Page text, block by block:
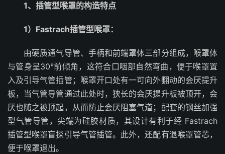
1、插管型喉罩的构造特点
1）Fastrach插管型喉罩：
由硬质通气导管、手柄和前端罩体三部分组成，喉罩体
与管身呈30°前倾角，这符合口咽部自然弯曲，便于喉罩置
入及引导气管插管；喉罩开口处有一可向外翻动的会厌提升
板，当气管导管通过此处时，狭长的会厌提升板被顶开，会
厌也随之被顶起，从而防止会厌阻塞气道；配套的钢丝加强
型气管导管，尖端为硅胶材质，其设计有利于经 Fastrach
插管型喉罩盲探引导气管插管。此外，还配有退喉罩管芯，
便于喉罩退出。